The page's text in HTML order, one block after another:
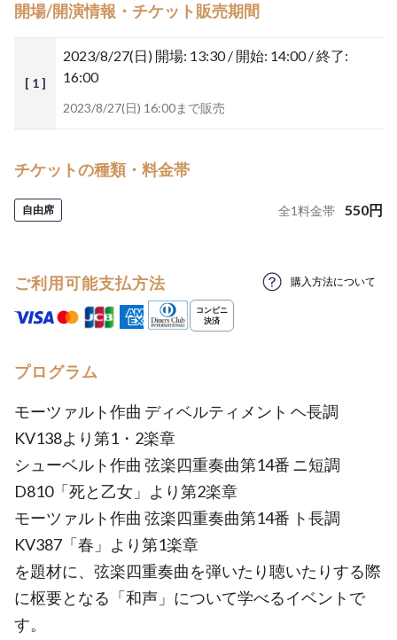
開場/開演情報・チケット販売期間
[ 1 ]
2023/8/27(日) 開場: 13:30 / 開始: 14:00 / 終了:
16:00
2023/8/27(日) 16:00まで販売
チケットの種類・料金帯
自由席 全1料金帯 550円
ご利用可能支払方法 購入方法について
プログラム
モーツァルト作曲 ディベルティメント ヘ長調
KV138より第1・2楽章
シューベルト作曲 弦楽四重奏曲第14番 ニ短調
D810「死と乙女」より第2楽章
モーツァルト作曲 弦楽四重奏曲第14番 ト長調
KV387「春」より第1楽章
を題材に、弦楽四重奏曲を弾いたり聴いたりする際
に枢要となる「和声」について学べるイベントで
す。